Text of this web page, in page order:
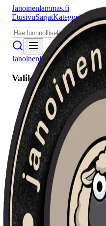
Janoinenlammas.fi
EtusivuSarjatKategoriat
Janoinenlammas.fi
Valikko
Etusivu
Sarjat
Kategoriat
Puhujat
Haku
Tietosuojaseloste
Seuraa meitä
Facebook Instagram
© 2026 Janoinenlammas.fi.